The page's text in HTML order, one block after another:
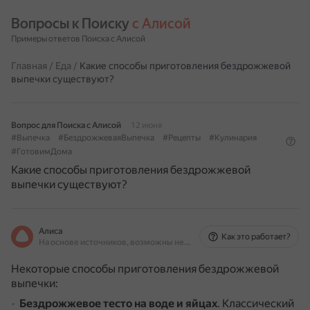
Вопросы к Поиску с Алисой
Примеры ответов Поиска с Алисой
Главная / Еда / Какие способы приготовления бездрожжевой
выпечки существуют?
Вопрос для Поиска с Алисой
12 июня
#Выпечка
#БездрожжеваяВыпечка #Рецепты
#Кулинария
#ГотовимДома
Какие способы приготовления бездрожжевой
выпечки существуют?
Алиса
На основе источников, возможны неточности
Как это работает?
Некоторые способы приготовления бездрожжевой
выпечки:
Бездрожжевое тесто на воде и яйцах. Классический